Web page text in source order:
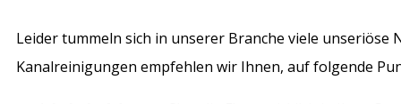
Leider tummeln sich in unserer Branche viele
Kanalreinigungen empfehlen wir Ihnen, auf folgende